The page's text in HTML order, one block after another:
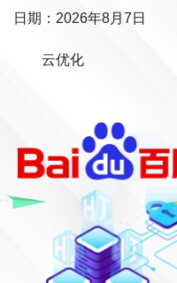
日期：2026年8月7日
云优化